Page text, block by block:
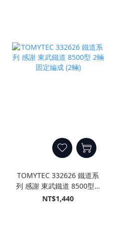
TOMYTEC 332626 鐵道系
列 感謝 東武鐵道 8500型 2
輛固定編成 (2輛)
NT$1,440